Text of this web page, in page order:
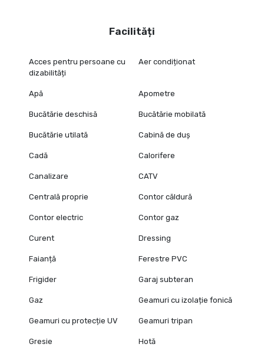
Facilități
Acces pentru persoane cu
dizabilități
Aer condiționat
Apă Apometre
Bucătărie deschisă Bucătărie mobilată
Bucătărie utilată Cabină de duș
Cadă Calorifere
Canalizare CATV
Centrală proprie Contor căldură
Contor electric Contor gaz
Curent Dressing
Faianță Ferestre PVC
Frigider Garaj subteran
Gaz Geamuri cu izolație fonică
Geamuri cu protecție UV Geamuri tripan
Gresie Hotă